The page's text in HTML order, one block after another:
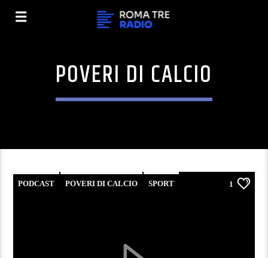
POVERI DI CALCIO
PODCAST POVERI DI CALCIO SPORT 1